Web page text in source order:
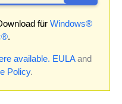
für Windows®
.
available. EULAand
Policy.